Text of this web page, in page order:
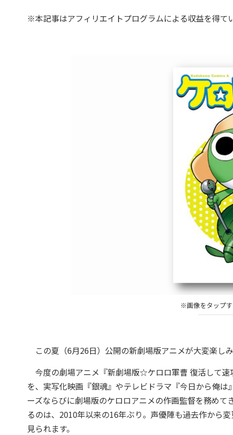
※本記事はアフィリエイトプログラムによる収益を得て
※画像をタップ
この夏（6月26日）公開の新劇場版アニメが大変楽し
今度の劇場アニメ『新劇場版☆ケロロ軍曹 復活して
を、実写化映画『銀魂』やテレビドラマ『今日から俺
ーズならびに劇場版のケロロアニメの作画監督を務め
るのは、2010年以来の16年ぶり。声優陣も過去作から
見られます。